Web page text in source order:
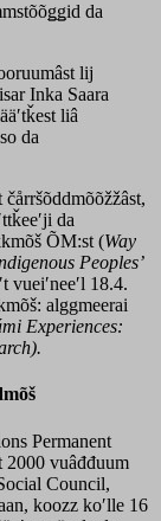
da
lij
Inka Saara
liâ
da
čårršõddmõõžžâst,
da
ÕM:st (Way
Peoples’
vueiʹneeʹl 18.4.
alggmeerai
Experiences:
Permanent
2000 vuâđđuum
Council,
koozz koʹlle 16